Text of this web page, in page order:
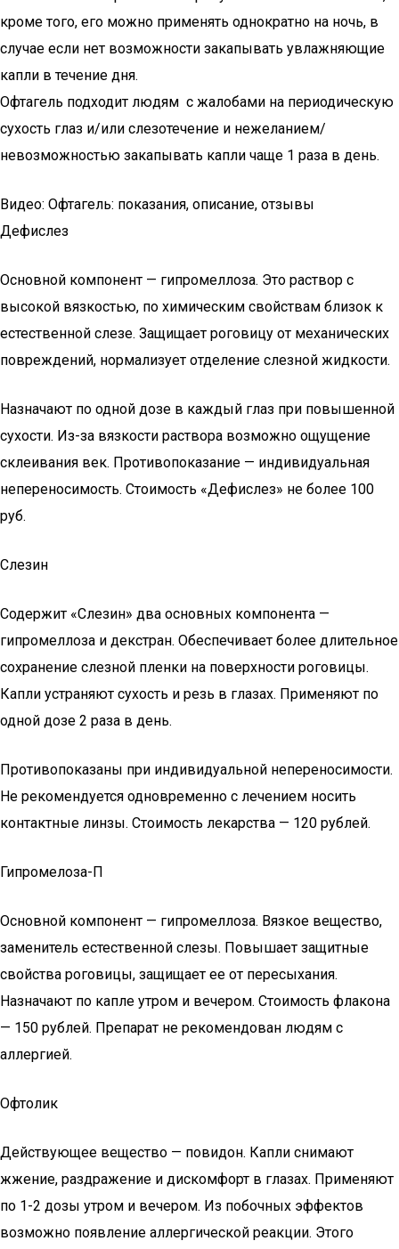
кроме того, его можно применять однократно на ночь, в
случае если нет возможности закапывать увлажняющие
капли в течение дня.
Офтагель подходит людям с жалобами на периодическую
сухость глаз и/или слезотечение и нежеланием/
невозможностью закапывать капли чаще 1 раза в день.
Видео: Офтагель: показания, описание, отзывы
Дефислез
Основной компонент — гипромеллоза. Это раствор с
высокой вязкостью, по химическим свойствам близок к
естественной слезе. Защищает роговицу от механических
повреждений, нормализует отделение слезной жидкости.
Назначают по одной дозе в каждый глаз при повышенной
сухости. Из-за вязкости раствора возможно ощущение
склеивания век. Противопоказание — индивидуальная
непереносимость. Стоимость «Дефислез» не более 100
руб.
Слезин
Содержит «Слезин» два основных компонента —
гипромеллоза и декстран. Обеспечивает более длительное
сохранение слезной пленки на поверхности роговицы.
Капли устраняют сухость и резь в глазах. Применяют по
одной дозе 2 раза в день.
Противопоказаны при индивидуальной непереносимости.
Не рекомендуется одновременно с лечением носить
контактные линзы. Стоимость лекарства — 120 рублей.
Гипромелоза-П
Основной компонент — гипромеллоза. Вязкое вещество,
заменитель естественной слезы. Повышает защитные
свойства роговицы, защищает ее от пересыхания.
Назначают по капле утром и вечером. Стоимость флакона
— 150 рублей. Препарат не рекомендован людям с
аллергией.
Офтолик
Действующее вещество — повидон. Капли снимают
жжение, раздражение и дискомфорт в глазах. Применяют
по 1-2 дозы утром и вечером. Из побочных эффектов
возможно появление аллергической реакции. Этого